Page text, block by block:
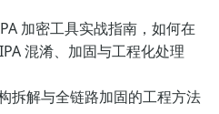
加密工具实战指南，如何在
混淆、加固与工程化处理
拆解与全链路加固的工程方法